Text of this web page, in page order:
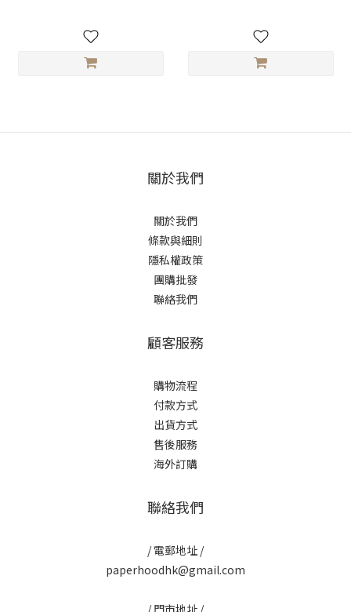
關於我們
關於我們
條款與細則
隱私權政策
團購批發
聯絡我們
顧客服務
購物流程
付款方式
出貨方式
售後服務
海外訂購
聯絡我們
/ 電郵地址 /
paperhoodhk@gmail.com
/ 門市地址 /